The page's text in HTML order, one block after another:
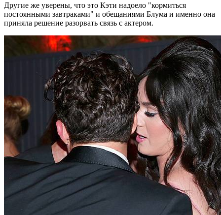
Другие же уверены, что это Кэти надоело "кормиться
постоянными завтраками" и обещаниями Блума и именно она
приняла решение разорвать связь с актером.